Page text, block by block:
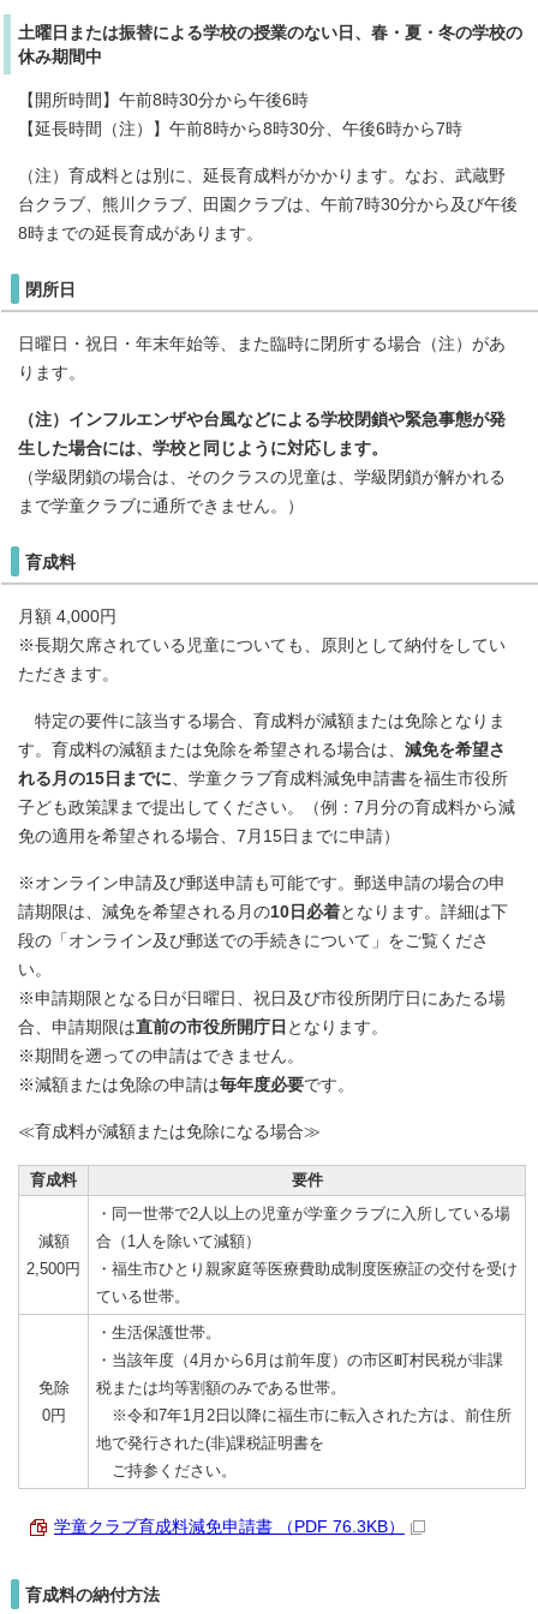
土曜日または振替による学校の授業のない日、春・夏・冬の学校の
休み期間中
【開所時間】午前8時30分から午後6時
【延長時間（注）】午前8時から8時30分、午後6時から7時
（注）育成料とは別に、延長育成料がかかります。なお、武蔵野
台クラブ、熊川クラブ、田園クラブは、午前7時30分から及び午後
8時までの延長育成があります。
閉所日
日曜日・祝日・年末年始等、また臨時に閉所する場合（注）があ
ります。
（注）インフルエンザや台風などによる学校閉鎖や緊急事態が発
生した場合には、学校と同じように対応します。
（学級閉鎖の場合は、そのクラスの児童は、学級閉鎖が解かれる
まで学童クラブに通所できません。）
育成料
月額 4,000円
※長期欠席されている児童についても、原則として納付をしてい
ただきます。
特定の要件に該当する場合、育成料が減額または免除となりま
す。育成料の減額または免除を希望される場合は、 減免を希望さ
れる月の15日までに 、学童クラブ育成料減免申請書を福生市役所
子ども政策課まで提出してください。（例：7月分の育成料から減
免の適用を希望される場合、7月15日までに申請）
※オンライン申請及び郵送申請も可能です。郵送申請の場合の申
請期限は、減免を希望される月の10日必着となります。詳細は下
段の「オンライン及び郵送での手続きについて」をご覧くださ
い。
※申請期限となる日が日曜日、祝日及び市役所閉庁日にあたる場
合、申請期限は直前の市役所開庁日 となります。
※期間を遡っての申請はできません。
※減額または免除の申請は毎年度必要です。
≪育成料が減額または免除になる場合≫
育成料 要件
減額
2,500円
・同一世帯で2人以上の児童が学童クラブに入所している場
合（1人を除いて減額）
・福生市ひとり親家庭等医療費助成制度医療証の交付を受け
ている世帯。
免除
0円
・生活保護世帯。
・ 当該年度（4月から6月は前年度）の市区町村民税が非課
税または均等割額のみである世帯。
※令和7年1月2日以降に福生市に転入された方は、前住所
地で発行された(非)課税証明書を
ご持参ください。
学童クラブ育成料減免申請書 （PDF 76.3KB）
育成料の納付方法